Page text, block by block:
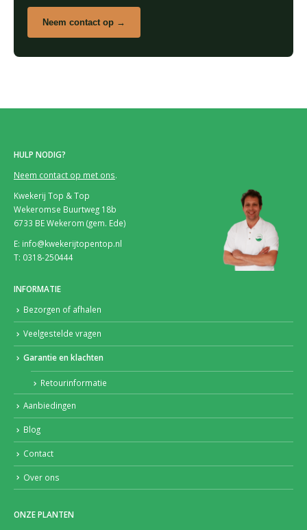
Neem contact op →
HULP NODIG?
Neem contact op met ons.
Kwekerij Top & Top
Wekeromse Buurtweg 18b
6733 BE Wekerom (gem. Ede)
E: info@kwekerijtopentop.nl
T: 0318-250444
INFORMATIE
Bezorgen of afhalen
Veelgestelde vragen
Garantie en klachten
Retourinformatie
Aanbiedingen
Blog
Contact
Over ons
ONZE PLANTEN